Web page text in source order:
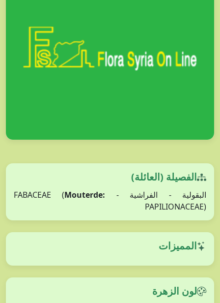
الفصيلة (العائلة)
البقولية - الفراشية - FABACEAE ( Mouterde:
PAPILIONACEAE)
المميزات
لون الزهرة